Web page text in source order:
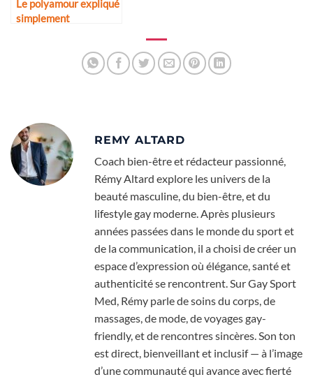
Le polyamour expliqué
simplement
REMY ALTARD
Coach bien-être et rédacteur passionné,
Rémy Altard explore les univers de la
beauté masculine, du bien-être, et du
lifestyle gay moderne. Après plusieurs
années passées dans le monde du sport et
de la communication, il a choisi de créer un
espace d’expression où élégance, santé et
authenticité se rencontrent. Sur Gay Sport
Med, Rémy parle de soins du corps, de
massages, de mode, de voyages gay-
friendly, et de rencontres sincères. Son ton
est direct, bienveillant et inclusif — à l’image
d’une communauté qui avance avec fierté